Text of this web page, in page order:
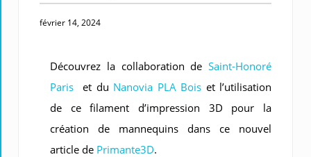
février 14, 2024
Découvrez la collaboration de Saint-Honoré
Paris et du Nanovia PLA Bois et l’utilisation
de ce filament d’impression 3D pour la
création de mannequins dans ce nouvel
article de Primante3D.